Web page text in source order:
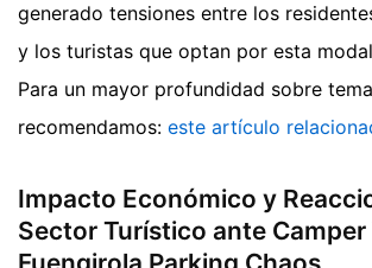
generado tensiones entre los
y los turistas que optan por esta
Para un mayor profundidad sobre
recomendamos: este artículo
Impacto Económico y
Sector Turístico ante Camper